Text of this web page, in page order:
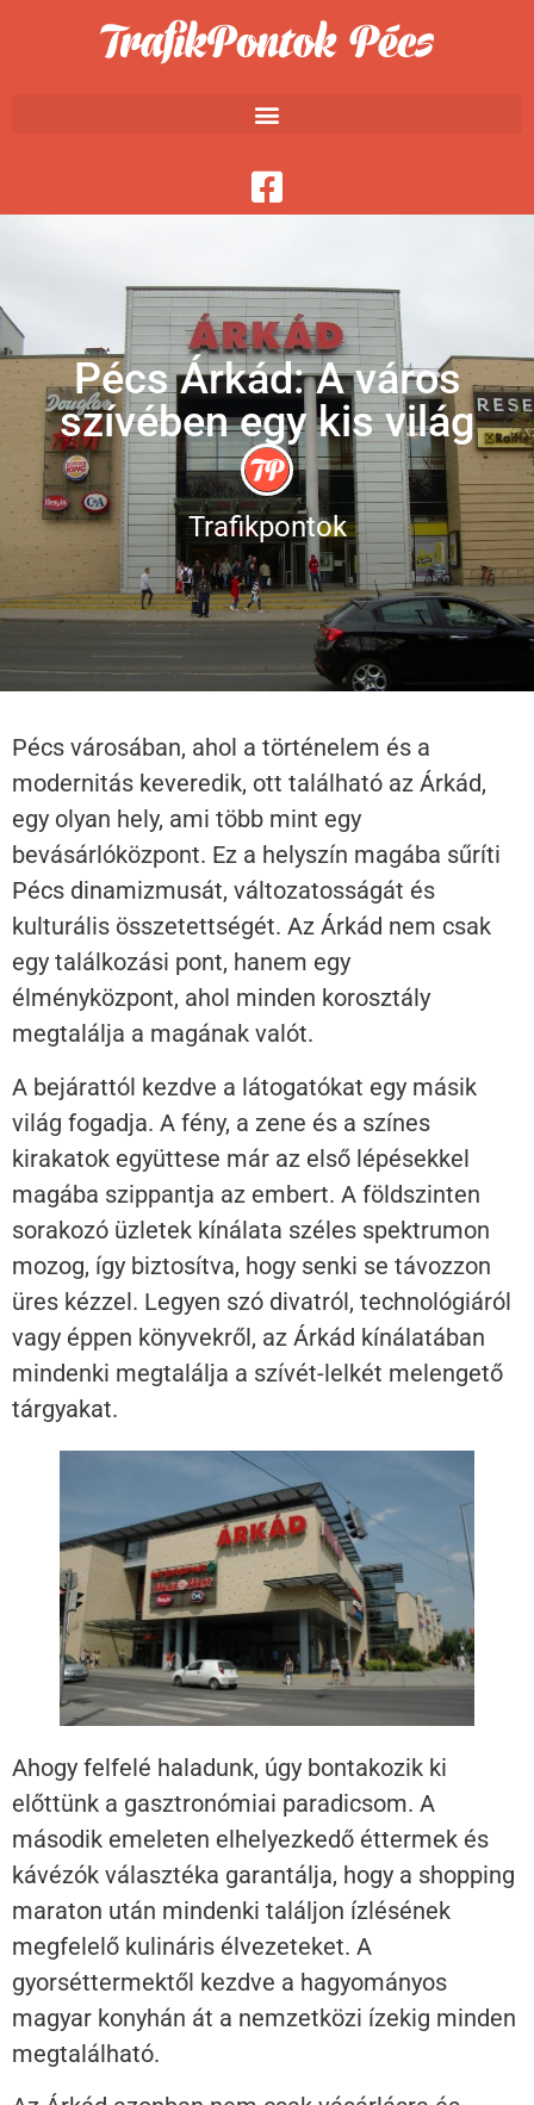
Pécs Árkád: A város
szívében egy kis világ
Trafikpontok
Pécs városában, ahol a történelem és a
modernitás keveredik, ott található az Árkád,
egy olyan hely, ami több mint egy
bevásárlóközpont. Ez a helyszín magába sűríti
Pécs dinamizmusát, változatosságát és
kulturális összetettségét. Az Árkád nem csak
egy találkozási pont, hanem egy
élményközpont, ahol minden korosztály
megtalálja a magának valót.
A bejárattól kezdve a látogatókat egy másik
világ fogadja. A fény, a zene és a színes
kirakatok együttese már az első lépésekkel
magába szippantja az embert. A földszinten
sorakozó üzletek kínálata széles spektrumon
mozog, így biztosítva, hogy senki se távozzon
üres kézzel. Legyen szó divatról, technológiáról
vagy éppen könyvekről, az Árkád kínálatában
mindenki megtalálja a szívét-lelkét melengető
tárgyakat.
Ahogy felfelé haladunk, úgy bontakozik ki
előttünk a gasztronómiai paradicsom. A
második emeleten elhelyezkedő éttermek és
kávézók választéka garantálja, hogy a shopping
maraton után mindenki találjon ízlésének
megfelelő kulináris élvezeteket. A
gyorséttermektől kezdve a hagyományos
magyar konyhán át a nemzetközi ízekig minden
megtalálható.